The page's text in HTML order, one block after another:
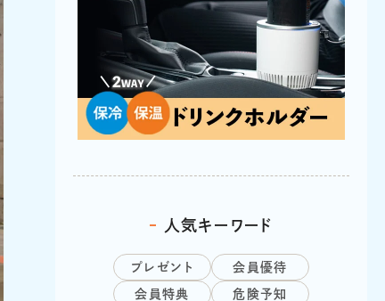
人気キーワード
プレゼント 会員優待
会員特典 危険予知